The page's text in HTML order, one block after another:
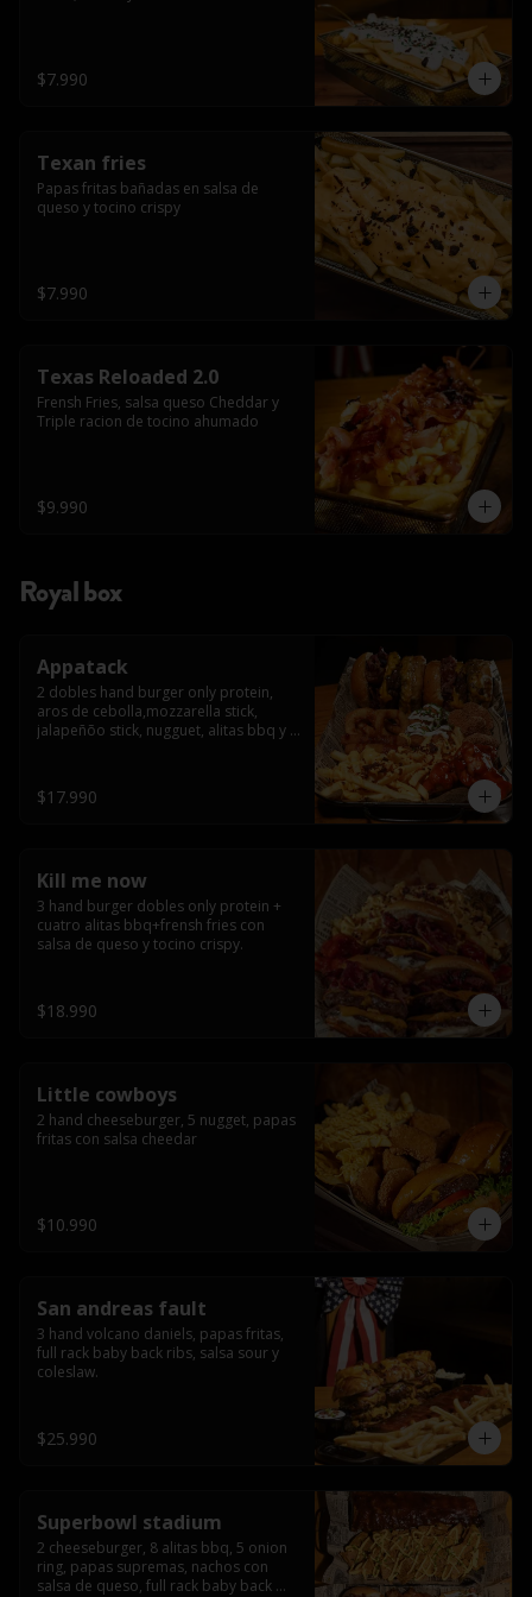
$7.990
Texan fries
Papas fritas bañadas en salsa de
queso y tocino crispy
$7.990
Texas Reloaded 2.0
Frensh Fries, salsa queso Cheddar y
Triple racion de tocino ahumado
$9.990
Royal box
Appatack
2 dobles hand burger only protein,
aros de cebolla,mozzarella stick,
jalapeñõo stick, nugguet, alitas bbq y
$17.990
Kill me now
3 hand burger dobles only protein +
cuatro alitas bbq+frensh fries con
salsa de queso y tocino crispy.
$18.990
Little cowboys
2 hand cheeseburger, 5 nugget, papas
fritas con salsa cheedar
$10.990
San andreas fault
3 hand volcano daniels, papas fritas,
full rack baby back ribs, salsa sour y
coleslaw.
$25.990
Superbowl stadium
2 cheeseburger, 8 alitas bbq, 5 onion
ring, papas supremas, nachos con
salsa de queso, full rack baby back